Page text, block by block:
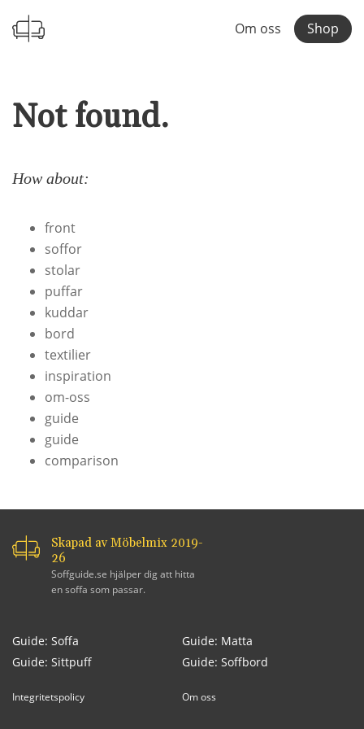
Om oss Shop
Not found.
How about:
front
soffor
stolar
puffar
kuddar
bord
textilier
inspiration
om-oss
guide
guide
comparison
Skapad av Möbelmix 2019-
26
Soffguide.se hjälper dig att hitta
en soffa som passar.
Guide: Soffa
Guide: Matta
Guide: Sittpuff
Guide: Soffbord
Integritetspolicy Om oss